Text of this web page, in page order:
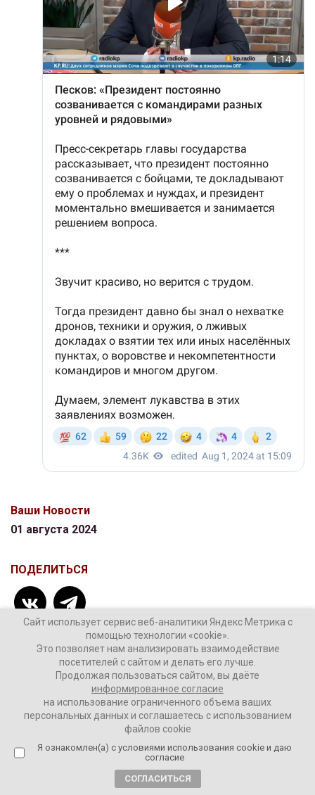
Ваши Новости
01 августа 2024
ПОДЕЛИТЬСЯ
бойцы Владимир Путин
Дмитрий Песков
Комментировать
Сайт использует сервис веб-аналитики Яндекс Метрика с
помощью технологии «cookie».
Это позволяет нам анализировать взаимодействие
посетителей с сайтом и делать его лучше.
Продолжая пользоваться сайтом, вы даёте
информированное согласие
на использование ограниченного объема ваших
персональных данных и соглашаетесь с использованием
файлов cookie
Я ознакомлен(а) с условиями использования cookie и даю
согласие
СОГЛАСИТЬСЯ